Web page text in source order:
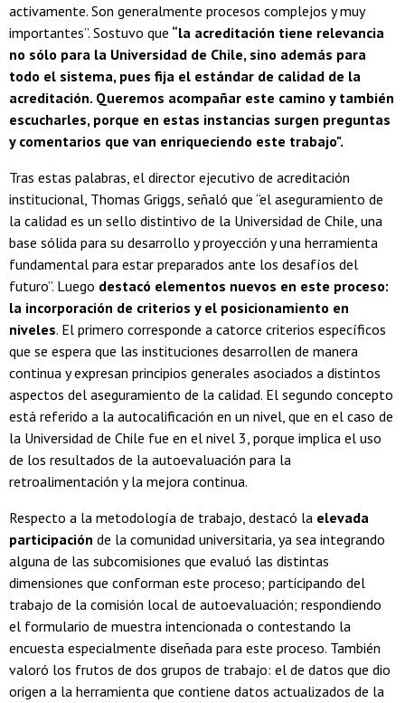
activamente. Son generalmente procesos complejos y muy
importantes”. Sostuvo que “la acreditación tiene relevancia
no sólo para la Universidad de Chile, sino además para
todo el sistema, pues fija el estándar de calidad de la
acreditación. Queremos acompañar este camino y también
escucharles, porque en estas instancias surgen preguntas
y comentarios que van enriqueciendo este trabajo".
Tras estas palabras, el director ejecutivo de acreditación
institucional, Thomas Griggs, señaló que “el aseguramiento de
la calidad es un sello distintivo de la Universidad de Chile, una
base sólida para su desarrollo y proyección y una herramienta
fundamental para estar preparados ante los desafíos del
futuro”. Luego destacó elementos nuevos en este proceso:
la incorporación de criterios y el posicionamiento en
niveles. El primero corresponde a catorce criterios específicos
que se espera que las instituciones desarrollen de manera
continua y expresan principios generales asociados a distintos
aspectos del aseguramiento de la calidad. El segundo concepto
está referido a la autocalificación en un nivel, que en el caso de
la Universidad de Chile fue en el nivel 3, porque implica el uso
de los resultados de la autoevaluación para la
retroalimentación y la mejora continua.
Respecto a la metodología de trabajo, destacó la elevada
participación de la comunidad universitaria, ya sea integrando
alguna de las subcomisiones que evaluó las distintas
dimensiones que conforman este proceso; participando del
trabajo de la comisión local de autoevaluación; respondiendo
el formulario de muestra intencionada o contestando la
encuesta especialmente diseñada para este proceso. También
valoró los frutos de dos grupos de trabajo: el de datos que dio
origen a la herramienta que contiene datos actualizados de la